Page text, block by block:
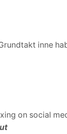
inne
on social